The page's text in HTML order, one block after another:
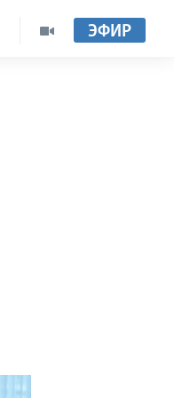
ЭФИР